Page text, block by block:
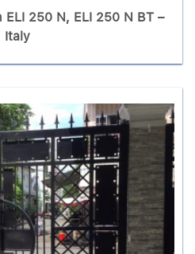
250 N, ELI 250 N BT –
Italy